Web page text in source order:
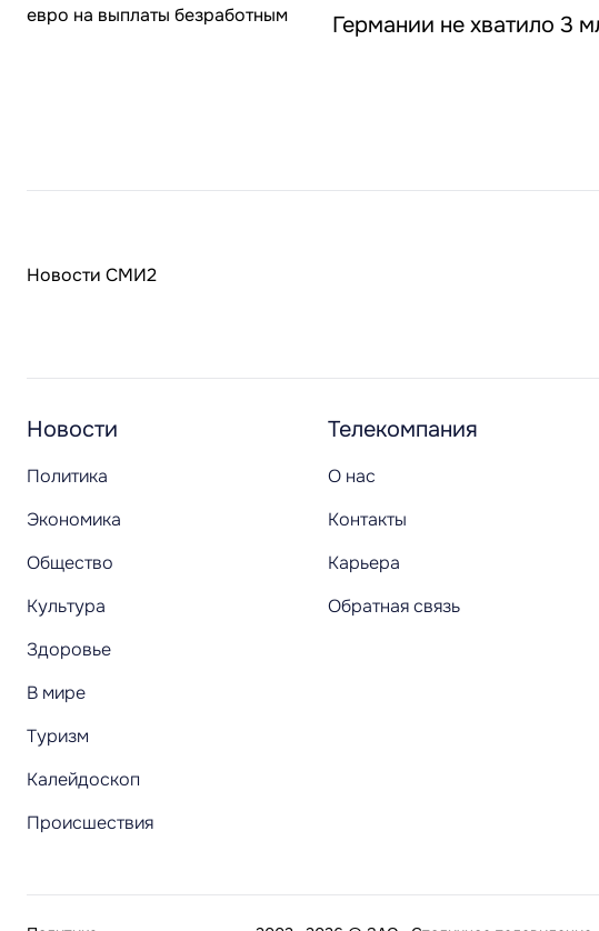
Германии не хватило 3
Новости СМИ2
Новости
Политика
Экономика
Общество
Культура
Здоровье
В мире
Туризм
Калейдоскоп
Происшествия
Телекомпания
О нас
Контакты
Карьера
Обратная связь